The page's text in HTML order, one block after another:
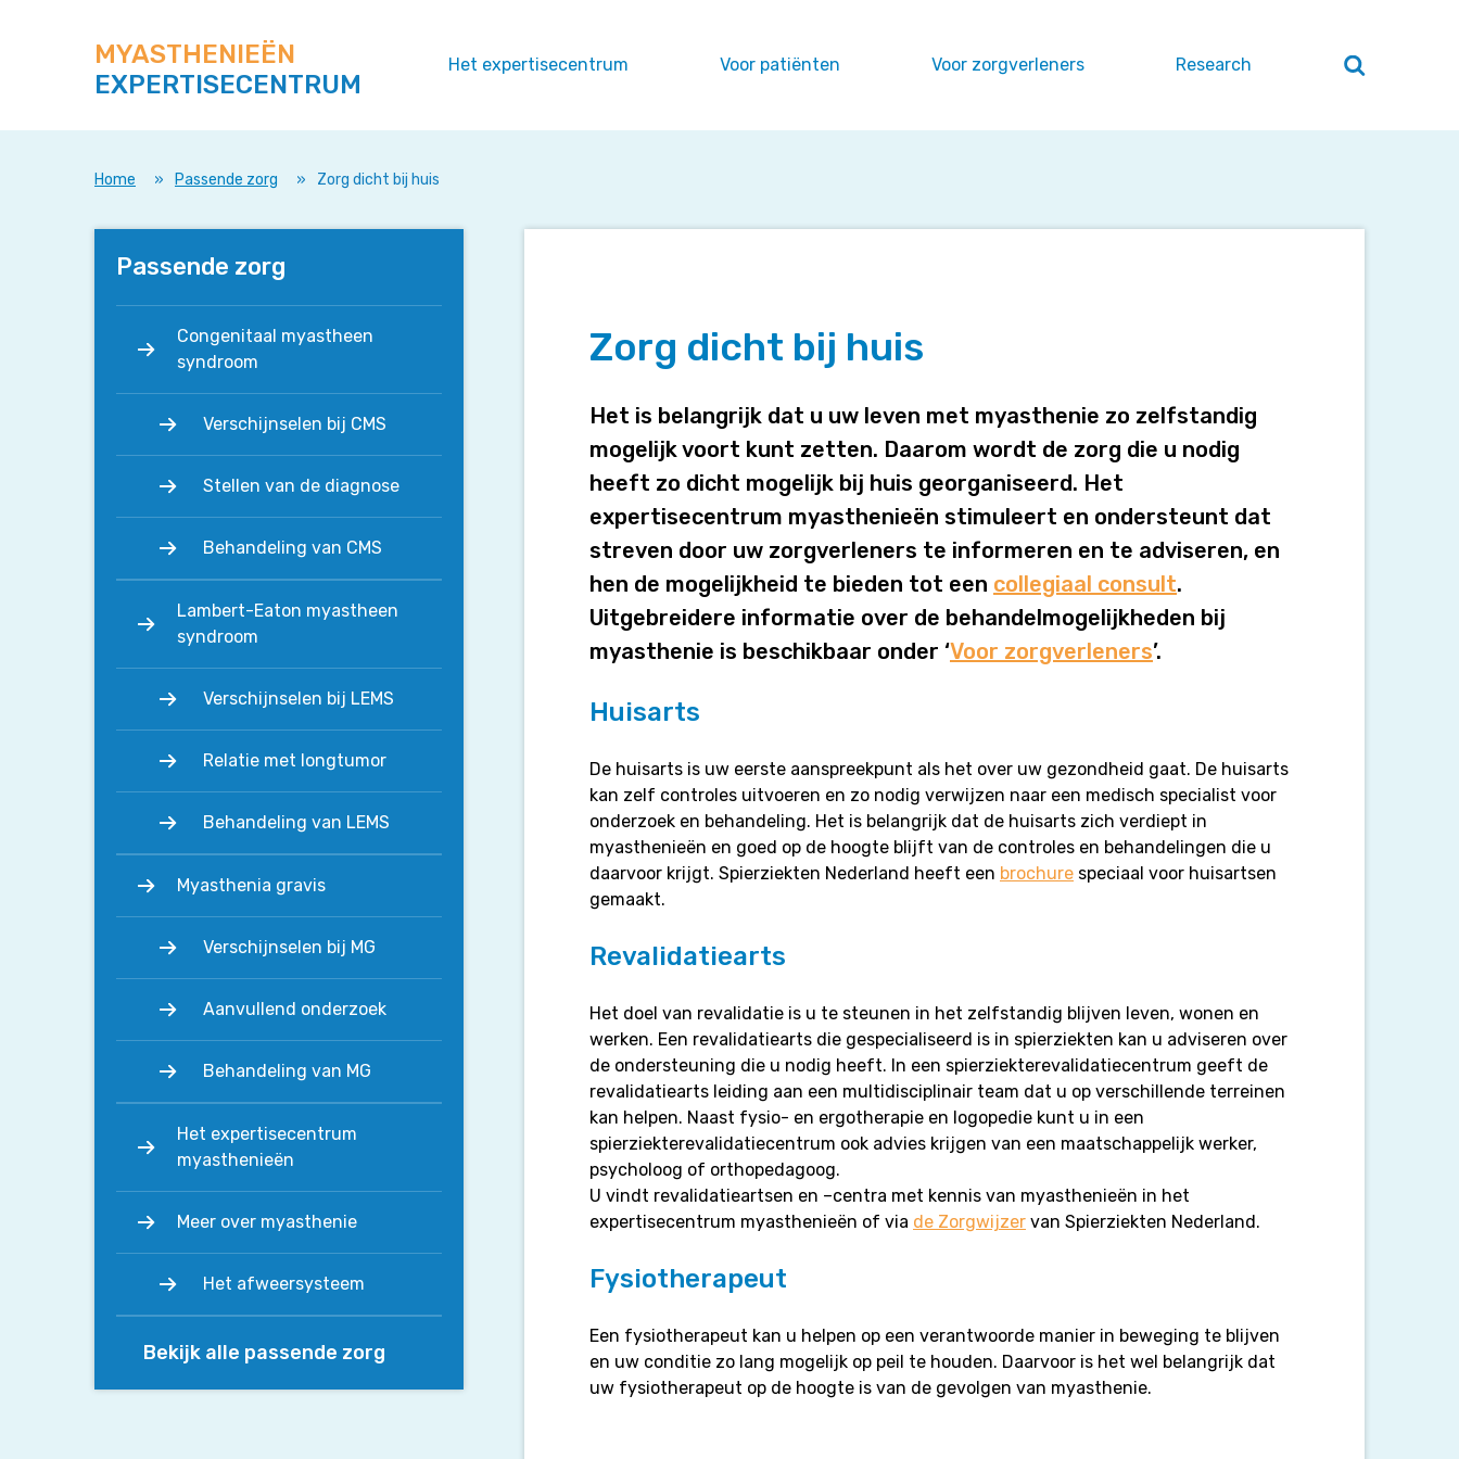
naar
content
deze
site
MYASTHENIEËN
EXPERTISECENTRUM
Het expertisecentrum Voor patiënten Voor zorgverleners Research Zoeken
sluiten
Home » Passende zorg » Zorg dicht bij huis
dicht
bij
Zorg dicht bij huis
Het is belangrijk dat u uw leven met myasthenie zo zelfstandig
mogelijk voort kunt zetten. Daarom wordt de zorg die u nodig
heeft zo dicht mogelijk bij huis georganiseerd. Het
expertisecentrum myasthenieën stimuleert en ondersteunt dat
streven door uw zorgverleners te informeren en te adviseren, en
hen de mogelijkheid te bieden tot een collegiaal consult.
Uitgebreidere informatie over de behandelmogelijkheden bij
myasthenie is beschikbaar onder ‘Voor zorgverleners’.
Huisarts
De huisarts is uw eerste aanspreekpunt als het over uw gezondheid gaat. De huisarts
kan zelf controles uitvoeren en zo nodig verwijzen naar een medisch specialist voor
onderzoek en behandeling. Het is belangrijk dat de huisarts zich verdiept in
myasthenieën en goed op de hoogte blijft van de controles en behandelingen die u
daarvoor krijgt. Spierziekten Nederland heeft een brochure speciaal voor huisartsen
gemaakt.
Revalidatiearts
Het doel van revalidatie is u te steunen in het zelfstandig blijven leven, wonen en
werken. Een revalidatiearts die gespecialiseerd is in spierziekten kan u adviseren over
de ondersteuning die u nodig heeft. In een spierziekterevalidatiecentrum geeft de
revalidatiearts leiding aan een multidisciplinair team dat u op verschillende terreinen
kan helpen. Naast fysio- en ergotherapie en logopedie kunt u in een
spierziekterevalidatiecentrum ook advies krijgen van een maatschappelijk werker,
psycholoog of orthopedagoog.
U vindt revalidatieartsen en –centra met kennis van myasthenieën in het
expertisecentrum myasthenieën of via de Zorgwijzer van Spierziekten Nederland.
Fysiotherapeut
Een fysiotherapeut kan u helpen op een verantwoorde manier in beweging te blijven
en uw conditie zo lang mogelijk op peil te houden. Daarvoor is het wel belangrijk dat
uw fysiotherapeut op de hoogte is van de gevolgen van myasthenie.
Passende zorg
Congenitaal myastheen
syndroom
Verschijnselen bij CMS
Stellen van de diagnose
Behandeling van CMS
Lambert-Eaton myastheen
syndroom
Verschijnselen bij LEMS
Relatie met longtumor
Behandeling van LEMS
Myasthenia gravis
Verschijnselen bij MG
Aanvullend onderzoek
Behandeling van MG
Het expertisecentrum
myasthenieën
Meer over myasthenie
Het afweersysteem
Bekijk alle passende zorg